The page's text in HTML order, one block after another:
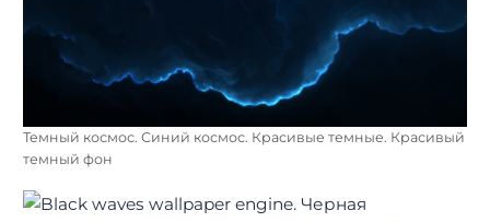
Темный космос. Синий космос. Красивые темные. Красивый
темный фон